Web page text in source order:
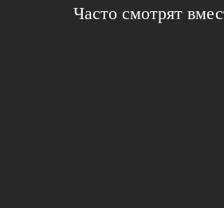
Часто смотрят